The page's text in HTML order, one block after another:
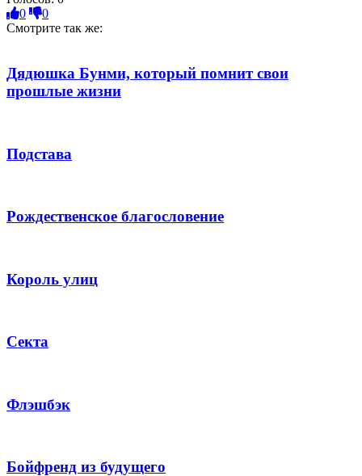
0
0
Смотрите так же:
Дядюшка Бунми, который помнит свои
прошлые жизни
Подстава
Рождественское благословение
Король улиц
Секта
Флэшбэк
Бойфренд из будущего